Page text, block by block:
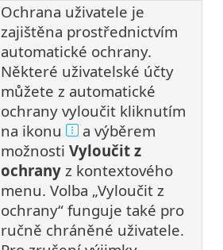
Ochrana uživatele je
zajištěna prostřednictvím
automatické ochrany.
Některé uživatelské účty
můžete z automatické
ochrany vyloučit kliknutím
na ikonu
a výběrem
možnosti Vyloučit z
ochrany z kontextového
menu. Volba „Vyloučit z
ochrany“ funguje také pro
ručně chráněné uživatele.